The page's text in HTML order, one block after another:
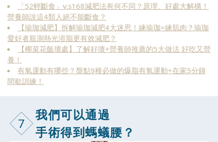
「52輕斷食」v.s168減肥法有何不同？原理、好處大解構！
營養師說這4類人絕不能斷食？
【瑜珈減肥】拆解瑜珈減肥4大迷思！練瑜珈=練肌肉？瑜珈
愛好者親測熱光溶脂更有效減肥？
【椰菜花飯壞處】了解好壞+營養師推薦的5大做法 好吃又營
養！
有氧運動有哪些？盤點9種必做的爆脂有氧運動+在家5分鐘
間歇訓練！
7
我們可以通過
手術得到螞蟻腰？